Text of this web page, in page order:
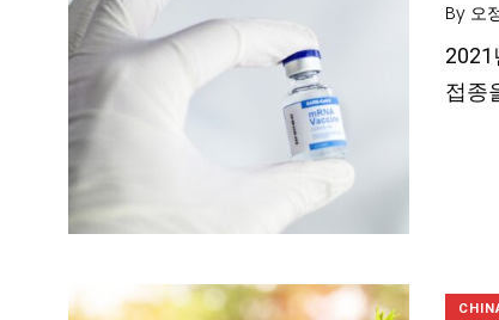
By 오
2021
접종